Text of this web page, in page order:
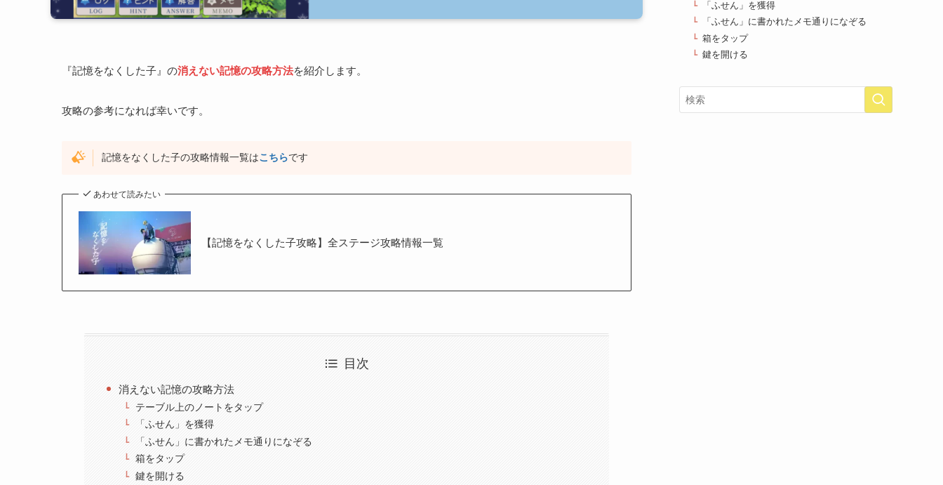
『記憶をなくした子』の消えない記憶の攻略方法を紹介します。
攻略の参考になれば幸いです。
記憶をなくした子の攻略情報一覧はこちらです
あわせて読みたい
【記憶をなくした子攻略】全ステージ攻略情報一覧
目次
消えない記憶の攻略方法
テーブル上のノートをタップ
「ふせん」を獲得
「ふせん」に書かれたメモ通りになぞる
箱をタップ
鍵を開ける
「ふせん」を獲得
「ふせん」に書かれたメモ通りになぞる
箱をタップ
鍵を開ける